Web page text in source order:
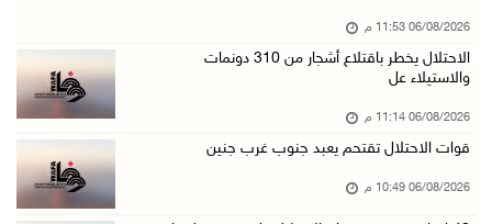
الاحتلال يوسع حملات الدهم والاعتقال في قلنديا ...
06/آب/2026 08:06 م
الرئيس المصري وملك البحرين يشددان على ضرورة ت ...
06/08/2026 11:53 م
الاحتلال يخطر باقتلاع أشجار من 310 دونمات
والاستيلاء عل
06/08/2026 11:14 م
قوات الاحتلال تقتحم يعبد جنوب غرب جنين
06/08/2026 10:49 م